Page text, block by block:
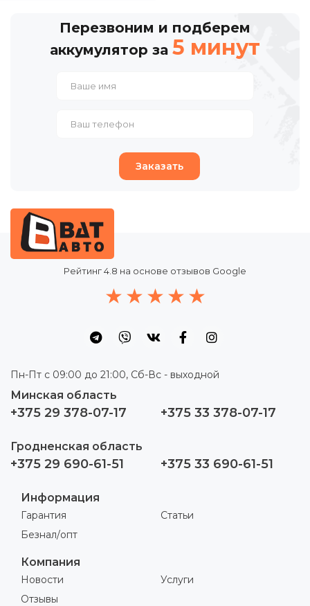
Перезвоним и подберем
аккумулятор за 5 минут
Заказать
Рейтинг4.8 на основе отзывов Google
Пн-Пт с 09:00 до 21:00, Сб-Вс - выходной
Минская область
+375 29 378-07-17 +375 33 378-07-17
Гродненская область
+375 29 690-61-51 +375 33 690-61-51
Информация
Гарантия
Безнал/опт
Статьи
Компания
Новости
Отзывы
Услуги